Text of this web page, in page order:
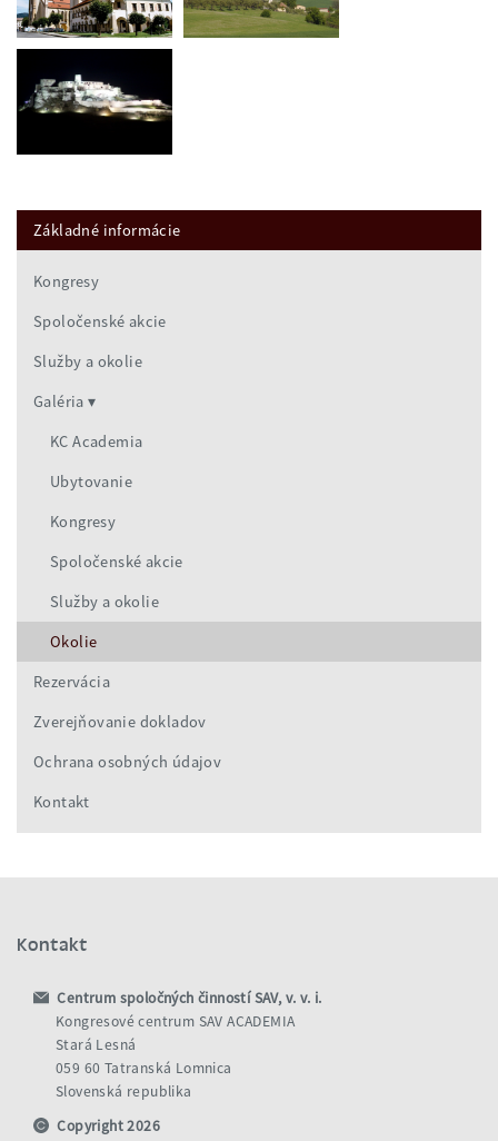
Základné informácie
Kongresy
Spoločenské akcie
Služby a okolie
Galéria
KC Academia
Ubytovanie
Kongresy
Spoločenské akcie
Služby a okolie
Okolie
Rezervácia
Zverejňovanie dokladov
Ochrana osobných údajov
Kontakt
Kontakt
Centrum spoločných činností SAV, v. v. i.
Kongresové centrum SAV ACADEMIA
Stará Lesná
059 60 Tatranská Lomnica
Slovenská republika
Copyright 2026